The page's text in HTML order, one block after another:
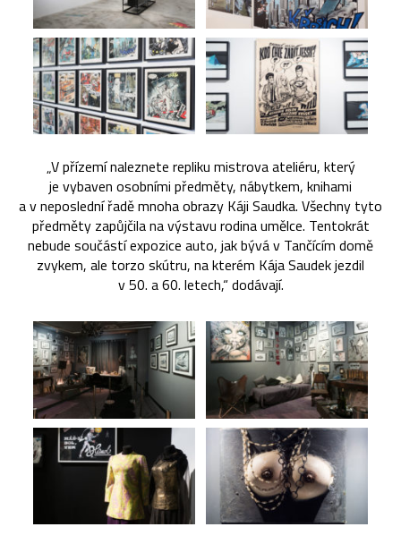
„V přízemí naleznete repliku mistrova ateliéru, který
je vybaven osobními předměty, nábytkem, knihami
a v neposlední řadě mnoha obrazy Káji Saudka. Všechny tyto
předměty zapůjčila na výstavu rodina umělce. Tentokrát
nebude součástí expozice auto, jak bývá v Tančícím domě
zvykem, ale torzo skútru, na kterém Kája Saudek jezdil
v 50. a 60. letech,“ dodávají.